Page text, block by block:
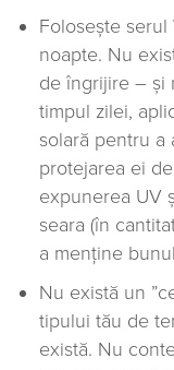
Folosește
noapte. Nu
de îngrijire – și
timpul zilei,
solară pentru a
protejarea ei
expunerea UV
seara (în
a menține
Nu există un
tipului tău de
există. Nu